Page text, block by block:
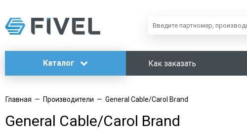
Каталог Как заказать
Главная — Производители — General Cable/Carol Brand
General Cable/Carol Brand